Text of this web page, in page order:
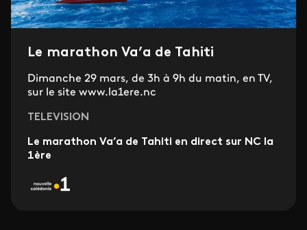
Le marathon Va’a de Tahiti
Dimanche 29 mars, de 3h à 9h du matin, en TV,
sur le site www.la1ere.nc
TELEVISION
Le marathon Va’a de Tahiti en direct sur NC la
1ère